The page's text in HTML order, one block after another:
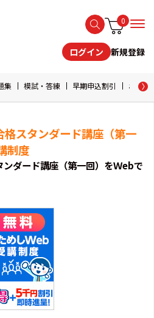
0
ログイン 新規登録
集 模試・答練 早期申込割引 おため
格スタンダード講座（第一
制度
ダード講座（第一回）をＷebで